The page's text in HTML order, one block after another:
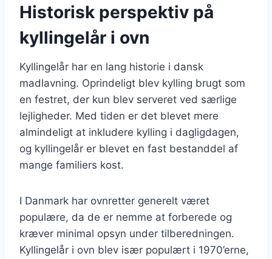
Historisk perspektiv på
kyllingelår i ovn
Kyllingelår har en lang historie i dansk
madlavning. Oprindeligt blev kylling brugt som
en festret, der kun blev serveret ved særlige
lejligheder. Med tiden er det blevet mere
almindeligt at inkludere kylling i dagligdagen,
og kyllingelår er blevet en fast bestanddel af
mange familiers kost.
I Danmark har ovnretter generelt været
populære, da de er nemme at forberede og
kræver minimal opsyn under tilberedningen.
Kyllingelår i ovn blev især populært i 1970’erne,